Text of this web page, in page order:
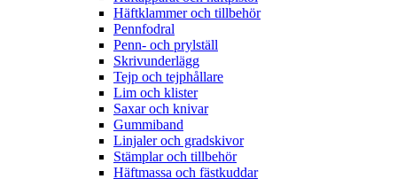
Häftklammer och tillbehör
Pennfodral
Penn- och prylställ
Skrivunderlägg
Tejp och tejphållare
Lim och klister
Saxar och knivar
Gummiband
Linjaler och gradskivor
Stämplar och tillbehör
Häftmassa och fästkuddar